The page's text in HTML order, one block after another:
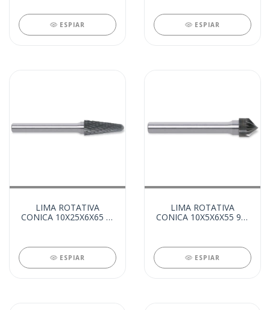
ESPIAR ESPIAR
LIMA ROTATIVA
CONICA 10X25X6X65 C/
ESPIAR
LIMA ROTATIVA
CONICA 10X5X6X55 90°
ESPIAR